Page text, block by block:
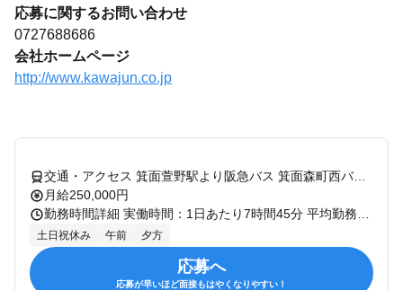
応募に関するお問い合わせ
0727688686
会社ホームページ
http://www.kawajun.co.jp
交通・アクセス 箕面萱野駅より阪急バス 箕面森町西バス停下車 徒歩5分 ★車通勤可
月給250,000円
土日祝休み 午前 夕方
応募へ
応募が早いほど面接もはやくなりやすい！